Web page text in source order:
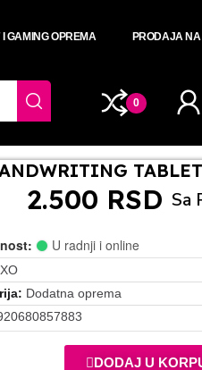
I GAMING OPREMA PRODAJA
0
2.500 RSD Sa
U radnji i online
XO
Dodatna oprema
DODAJ U